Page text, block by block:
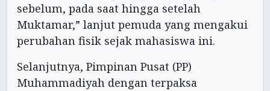
sebelum, pada saat hingga setelah
Muktamar,” lanjut pemuda yang mengakui
perubahan fisik sejak mahasiswa ini.
Selanjutnya, Pimpinan Pusat (PP)
Muhammadiyah dengan terpaksa